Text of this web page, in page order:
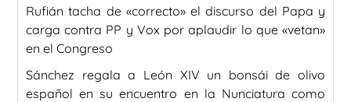
Rufián tacha de «correcto» el discurso del Papa y
carga contra PP y Vox por aplaudir lo que «vetan»
en el Congreso
Sánchez regala a León XIV un bonsái de olivo
español en su encuentro en la Nunciatura como